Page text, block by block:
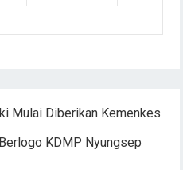
Mulai Diberikan Kemenkes
KDMP Nyungsep